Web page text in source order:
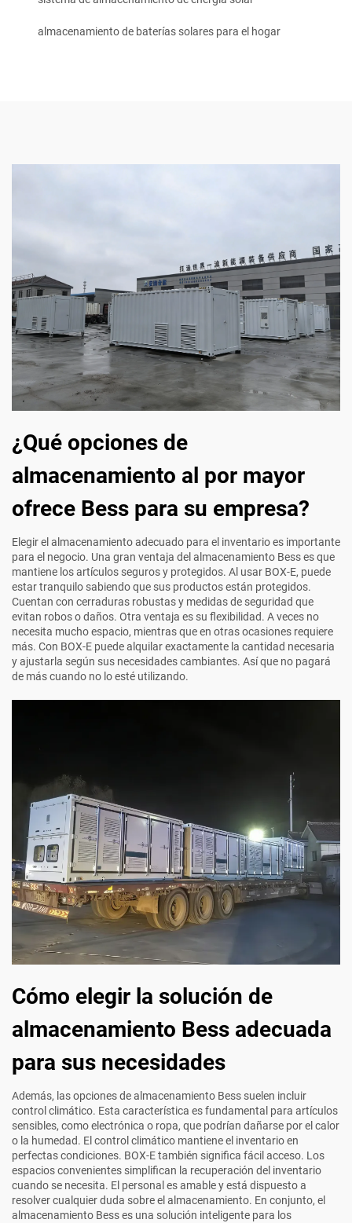
almacenamiento de baterías solares para el hogar
¿Qué opciones de
almacenamiento al por mayor
ofrece Bess para su empresa?
Elegir el almacenamiento adecuado para el inventario es importante
para el negocio. Una gran ventaja del almacenamiento Bess es que
mantiene los artículos seguros y protegidos. Al usar BOX-E, puede
estar tranquilo sabiendo que sus productos están protegidos.
Cuentan con cerraduras robustas y medidas de seguridad que
evitan robos o daños. Otra ventaja es su flexibilidad. A veces no
necesita mucho espacio, mientras que en otras ocasiones requiere
más. Con BOX-E puede alquilar exactamente la cantidad necesaria
y ajustarla según sus necesidades cambiantes. Así que no pagará
de más cuando no lo esté utilizando.
Cómo elegir la solución de
almacenamiento Bess adecuada
para sus necesidades
Además, las opciones de almacenamiento Bess suelen incluir
control climático. Esta característica es fundamental para artículos
sensibles, como electrónica o ropa, que podrían dañarse por el calor
o la humedad. El control climático mantiene el inventario en
perfectas condiciones. BOX-E también significa fácil acceso. Los
espacios convenientes simplifican la recuperación del inventario
cuando se necesita. El personal es amable y está dispuesto a
resolver cualquier duda sobre el almacenamiento. En conjunto, el
almacenamiento Bess es una solución inteligente para los